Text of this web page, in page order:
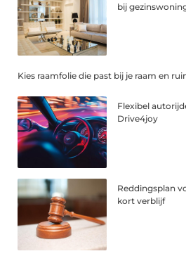
bij
Kies raamfolie die past bij je raam en
Flexibel
Drive4joy
Reddingsplan
kort verblijf